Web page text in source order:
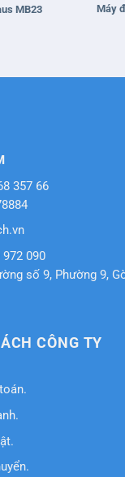
MB23
Máy
357 66
972 090
số 9, Phường 9,
CÔNG TY